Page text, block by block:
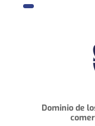
Dominio de